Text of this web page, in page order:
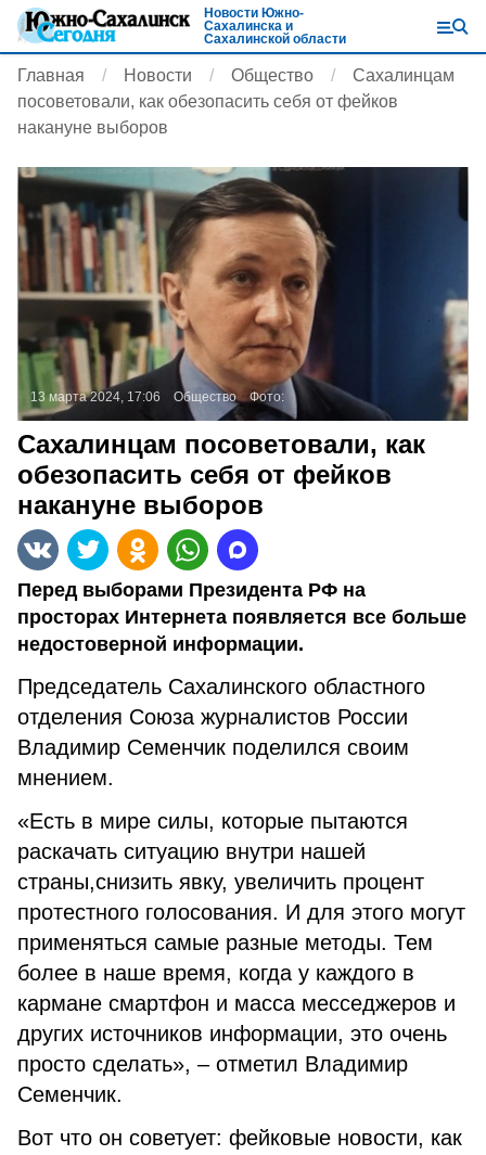
Новости Южно-
Сахалинска и
Сахалинской области
Главная Новости Общество
Сахалинцам
посоветовали, как обезопасить себя от фейков
накануне выборов
13 марта 2024, 17:06 Общество Фото:
Сахалинцам посоветовали, как
обезопасить себя от фейков
накануне выборов
Перед выборами Президента РФ на
просторах Интернета появляется все больше
недостоверной информации.
Председатель Сахалинского областного
отделения Союза журналистов России
Владимир Семенчик поделился своим
мнением.
«Есть в мире силы, которые пытаются
раскачать ситуацию внутри нашей
страны,снизить явку, увеличить процент
протестного голосования. И для этого могут
применяться самые разные методы. Тем
более в наше время, когда у каждого в
кармане смартфон и масса месседжеров и
других источников информации, это очень
просто сделать», – отметил Владимир
Семенчик.
Вот что он советует: фейковые новости, как